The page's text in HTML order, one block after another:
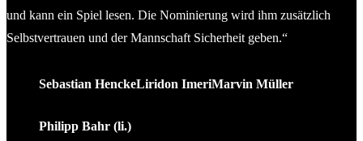
und kann ein Spiel lesen. Die Nominierung wird ihm zusätzlich
Selbstvertrauen und der Mannschaft Sicherheit geben.“
Sebastian HenckeLiridon ImeriMarvin Müller
Philipp Bahr (li.)